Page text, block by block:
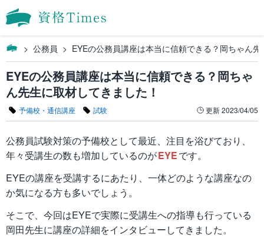
公務員 EYEの公務員講座は本当に信頼できる？岡ちゃん
EYEの公務員講座は本当に信頼できる？岡ちゃ
ん先生に取材してきました！
予備校・通信講座 試験 更新2023/04/05
公務員試験対策の予備校として最近、注目を浴びており、
年々受講生の数も増加しているのがEYEです。
EYEの講座を受講するにあたり、一体どのような講座なの
か気になる方も多いでしょう。
そこで、今回はEYEで実際に受講生への指導も行っている
岡田先生に講座の詳細をインタビューしてきました。